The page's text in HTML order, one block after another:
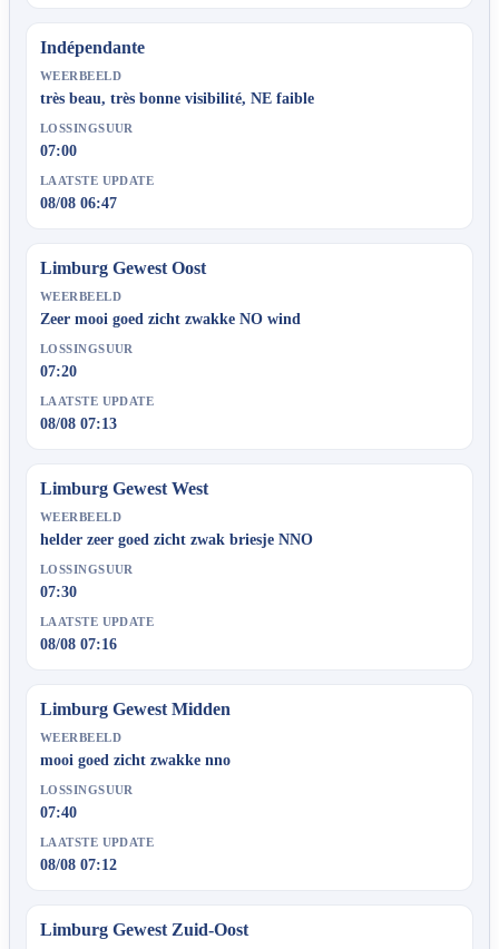
Indépendante
WEERBEELD
très beau, très bonne visibilité, NE faible
LOSSINGSUUR
07:00
LAATSTE UPDATE
08/08 06:47
Limburg Gewest Oost
WEERBEELD
Zeer mooi goed zicht zwakke NO wind
LOSSINGSUUR
07:20
LAATSTE UPDATE
08/08 07:13
Limburg Gewest West
WEERBEELD
helder zeer goed zicht zwak briesje NNO
LOSSINGSUUR
07:30
LAATSTE UPDATE
08/08 07:16
Limburg Gewest Midden
WEERBEELD
mooi goed zicht zwakke nno
LOSSINGSUUR
07:40
LAATSTE UPDATE
08/08 07:12
Limburg Gewest Zuid-Oost